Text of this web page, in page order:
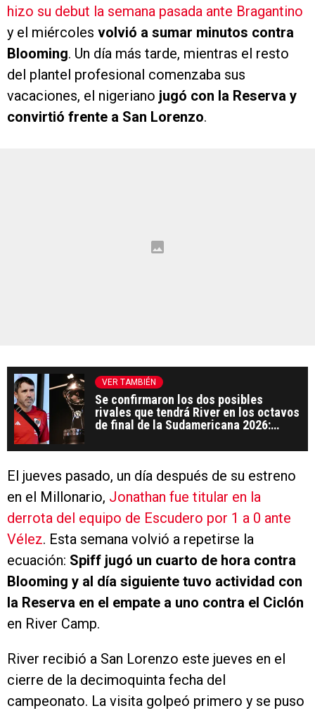
hizo su debut la semana pasada ante Bragantino
y el miércoles volvió a sumar minutos contra
Blooming. Un día más tarde, mientras el resto
del plantel profesional comenzaba sus
vacaciones, el nigeriano jugó con la Reserva y
convirtió frente a San Lorenzo.
VER TAMBIÉN
Se confirmaron los dos posibles
rivales que tendrá River en los octavos
de final de la Sudamericana 2026:
El jueves pasado, un día después de su estreno
en el Millonario, Jonathan fue titular en la
derrota del equipo de Escudero por 1 a 0 ante
Vélez. Esta semana volvió a repetirse la
ecuación: Spiff jugó un cuarto de hora contra
Blooming y al día siguiente tuvo actividad con
la Reserva en el empate a uno contra el Ciclón
en River Camp.
River recibió a San Lorenzo este jueves en el
cierre de la decimoquinta fecha del
campeonato. La visita golpeó primero y se puso